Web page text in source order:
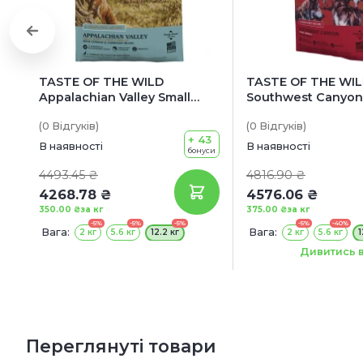
TASTE OF THE WILD
Appalachian Valley Small
корм для дорослих собак
малих порід (з косулею)
(0 Відгуків)
В наявності
4493.45 ₴
4268.78 ₴
за кг
350.00 ₴
+ 43
бонуси
Вага:
-5%
2 кг
-5%
5.6 кг
-5%
12.2 кг
TASTE OF THE
Southwest
собак всіх порід
стадій життя (з
(0 Відгуків)
В наявності
4816.90 ₴
4576.06 ₴
за кг
375.00 ₴
Вага:
-5%
2 кг
-40%
5.6 кг
Терміни придатності:
Дивитись
Переглянуті товари